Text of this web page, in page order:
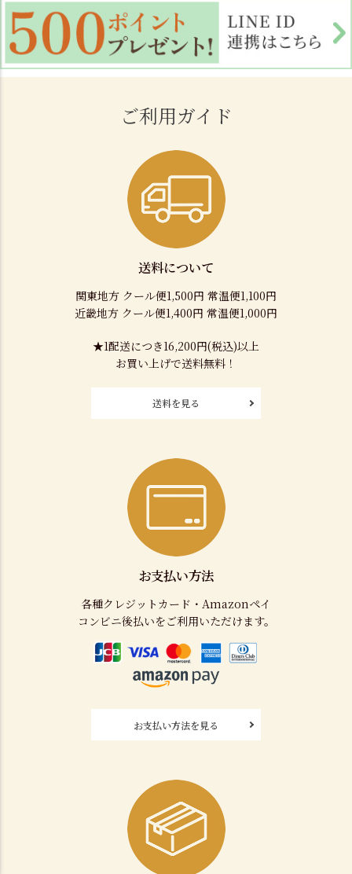
ご利用ガイド
送料について
関東地方 クール便1,500円 常温便1,100円
近畿地方 クール便1,400円 常温便1,000円
★1配送につき16,200円(税込)以上
お買い上げで送料無料！
送料を見る
お支払い方法
各種クレジットカード・Amazonペイ
コンビニ後払いをご利用いただけます。
お支払い方法を見る